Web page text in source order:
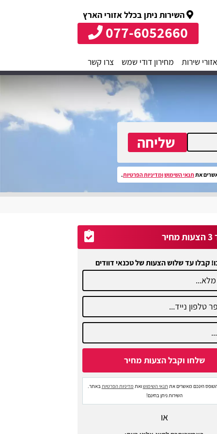
השירות ניתן בכלל אזורי הארץ
077-6052660
אזורי שירות מחירון דודי שמש צרו קשר
שליחה
את תנאי השימושומדיניות הפרטיות.
קבלו עד שלוש הצעות של טכנאי דוודים
הינכם מאשרים את תנאי השימושואת מדיניות הפרטיותבאתר.
השירות ניתן בחינם!
או